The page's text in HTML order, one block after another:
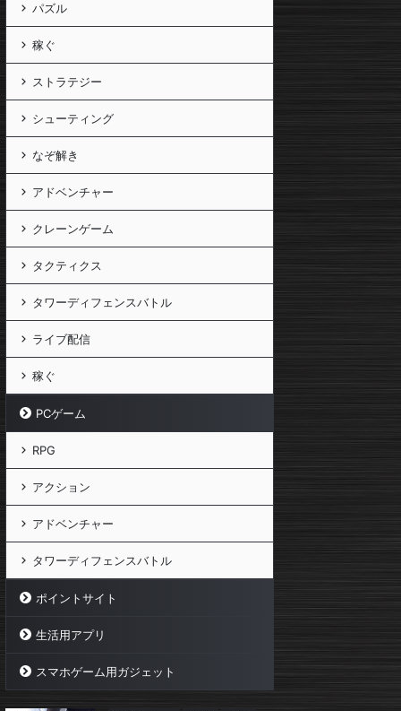
パズル
稼ぐ
ストラテジー
シューティング
なぞ解き
アドベンチャー
クレーンゲーム
タクティクス
タワーディフェンスバトル
ライブ配信
稼ぐ
PCゲーム
RPG
アクション
アドベンチャー
タワーディフェンスバトル
ポイントサイト
生活用アプリ
スマホゲーム用ガジェット